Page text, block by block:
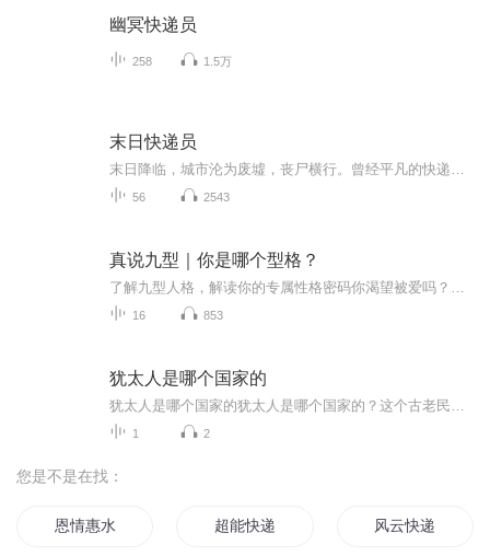
幽冥快递员
258 1.5万
末日快递员
56 2543
真说九型｜你是哪个型格？
16 853
犹太人是哪个国家的
1 2
您是不是在找：
恩情惠水 超能快递 风云快递